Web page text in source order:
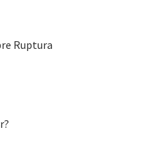
Ruptura